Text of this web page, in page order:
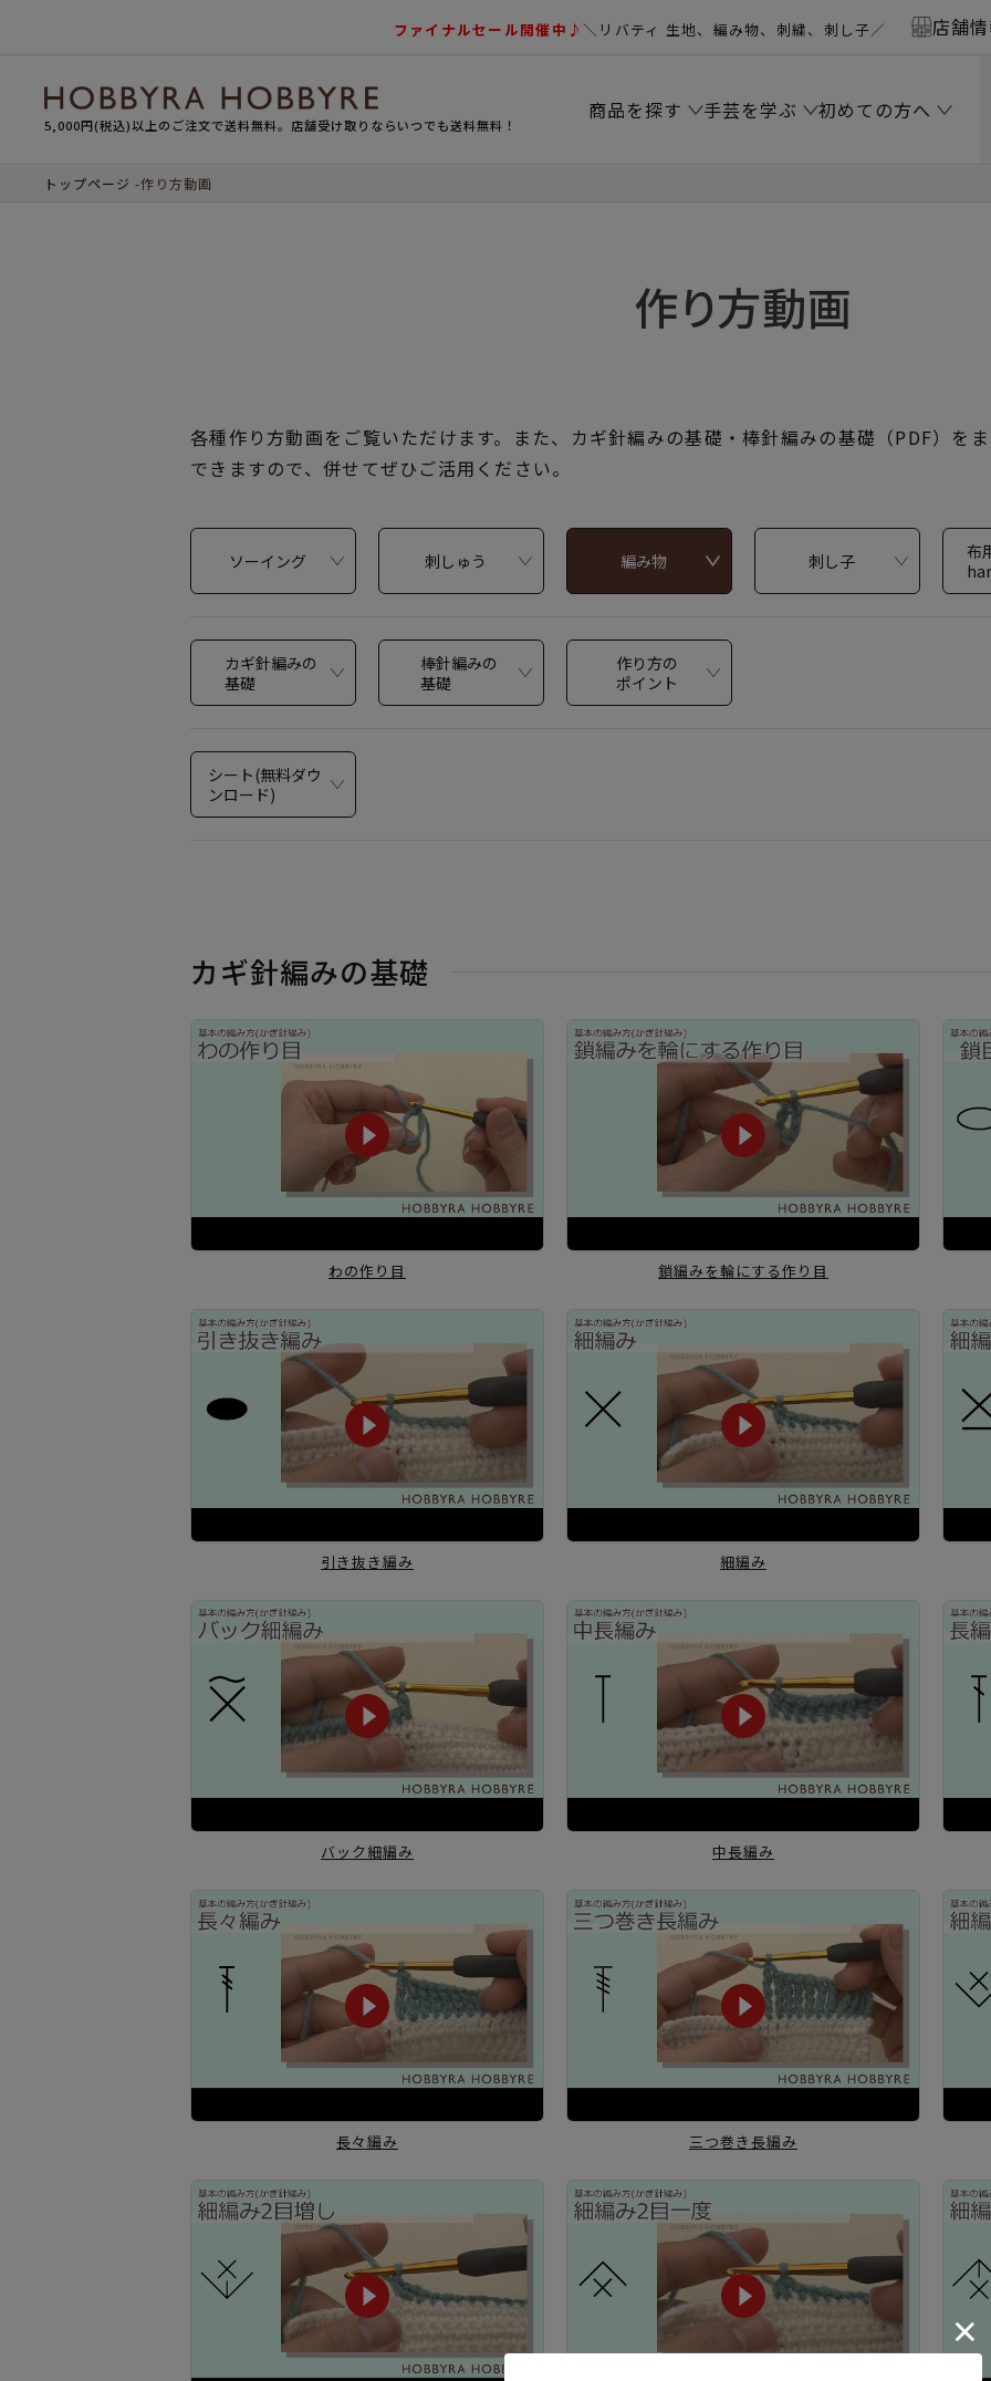
ファイナルセール開催中♪＼リバティ 生地、編み物、刺繍、刺し子／ 店舗
5,000円(税込)以上のご注文で送料無料。店舗受け取りならいつでも送料無料！
商品を探す 手芸を学ぶ 初めての方へ
トップページ 作り方動画
作り方動画
各種作り方動画をご覧いただけます。また、カギ針編みの基礎・棒針編みの基礎（PDF）を
できますので、併せてぜひご活用ください。
ソーイング 刺しゅう 編み物 刺し子
布
カギ針編みの
基礎
棒針編みの
基礎
作り方の
ポイント
シート(無料ダウ
ンロード)
カギ針編みの基礎
わの作り目 鎖編みを輪にする作り目
引き抜き編み 細編み
バック細編み 中長編み
長々編み 三つ巻き長編み